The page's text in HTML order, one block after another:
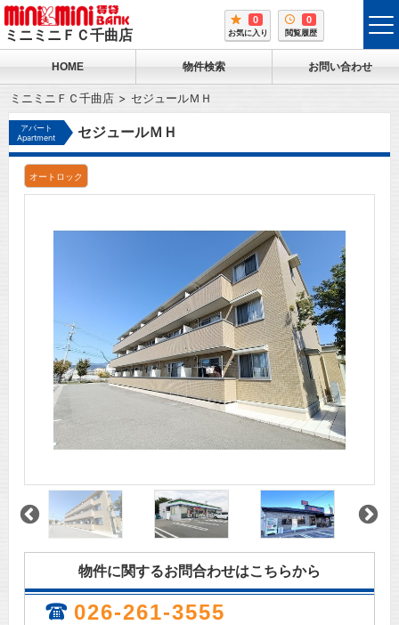
ミニミニＦＣ千曲店
0
お気に入り
0
閲覧履歴
HOME 物件検索 お問い合わせ
ミニミニＦＣ千曲店 セジュールＭＨ
アパート
Apartment
セジュールＭＨ
オートロック
物件に関するお問合わせはこちらから
026-261-3555